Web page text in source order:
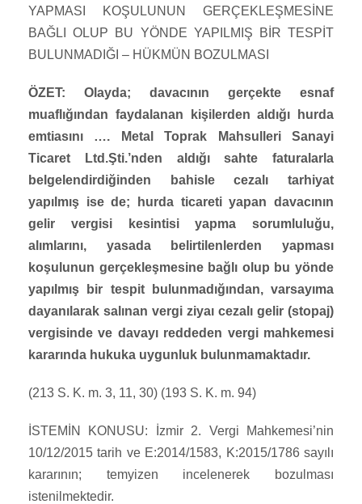
YAPMASI KOŞULUNUN GERÇEKLEŞMESİNE
BAĞLI OLUP BU YÖNDE YAPILMIŞ BİR TESPİT
BULUNMADIĞI – HÜKMÜN BOZULMASI
ÖZET: Olayda; davacının gerçekte esnaf
muaflığından faydalanan kişilerden aldığı hurda
emtiasını …. Metal Toprak Mahsulleri Sanayi
Ticaret Ltd.Şti.’nden aldığı sahte faturalarla
belgelendirdiğinden bahisle cezalı tarhiyat
yapılmış ise de; hurda ticareti yapan davacının
gelir vergisi kesintisi yapma sorumluluğu,
alımlarını, yasada belirtilenlerden yapması
koşulunun gerçekleşmesine bağlı olup bu yönde
yapılmış bir tespit bulunmadığından, varsayıma
dayanılarak salınan vergi ziyaı cezalı gelir (stopaj)
vergisinde ve davayı reddeden vergi mahkemesi
kararında hukuka uygunluk bulunmamaktadır.
(213 S. K. m. 3, 11, 30) (193 S. K. m. 94)
İSTEMİN KONUSU: İzmir 2. Vergi Mahkemesi’nin
10/12/2015 tarih ve E:2014/1583, K:2015/1786 sayılı
kararının; temyizen incelenerek bozulması
istenilmektedir.